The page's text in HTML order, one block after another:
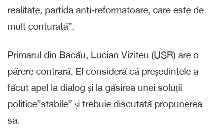
realitate, partida anti-reformatoare, care este de
mult conturată”.
Primarul din Bacău, Lucian Viziteu (USR) are o
părere contrară. El consideră că președintele a
făcut apel la dialog și la găsirea unei soluții
politice”stabile” și trebuie discutată propunerea
sa.